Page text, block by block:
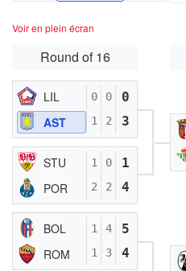
Voir en plein écran
Round of 16
LIL
AST
0
1
0
2
0
3
STU
POR
1
2
0
2
1
4
BOL
ROM
1
1
4
3
5
4